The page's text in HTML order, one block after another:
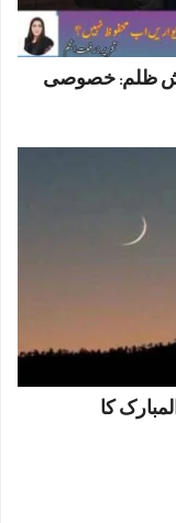
ظلم: خصوصی
کا